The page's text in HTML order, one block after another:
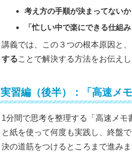
考え方の手順が決まってないか
「忙しい中で楽にできる仕組
講義では、この３つの根本原因と
することで解決する方法をお伝えし
実習編（後半）：「高速メ
1分間で思考を整理する「高速メ
と紙を使って何度も実践し、終盤
決の道筋をつけるところまで進みま